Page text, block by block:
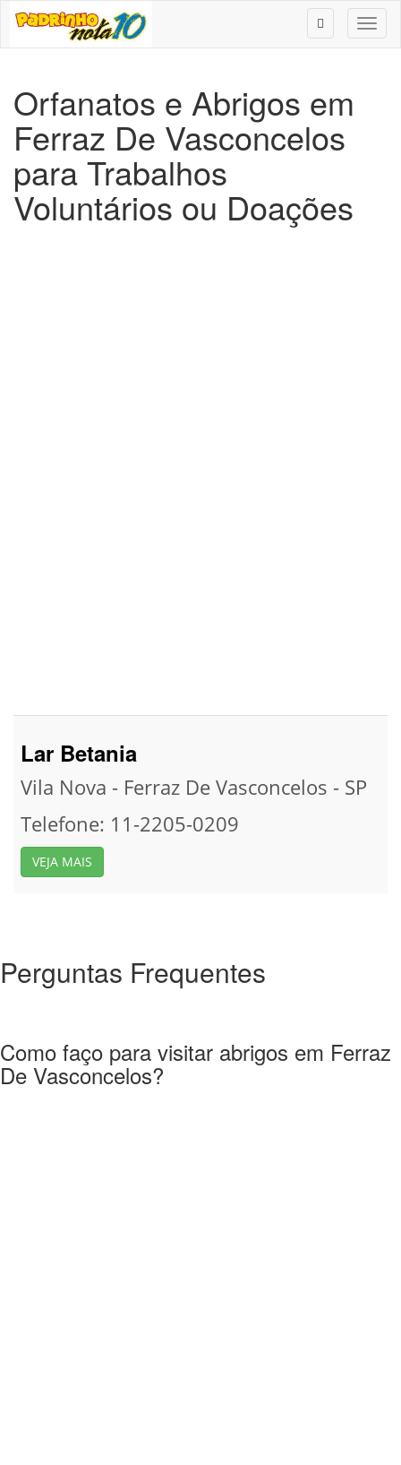
Orfanatos e Abrigos em
Ferraz De Vasconcelos
para Trabalhos
Voluntários ou Doações
Lar Betania
Vila Nova - Ferraz De Vasconcelos - SP
Telefone: 11-2205-0209
VEJA MAIS
Perguntas Frequentes
Como faço para visitar abrigos em Ferraz
De Vasconcelos?